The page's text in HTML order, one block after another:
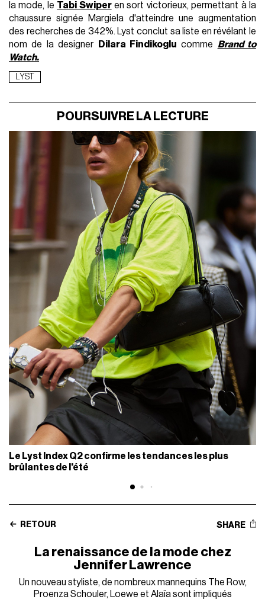
la mode, le Tabi Swiperen sort victorieux, permettant à la
chaussure signée Margiela d'atteindre une augmentation
des recherches de 342%. Lyst conclut sa liste en révélant le
nom de la designer
Dilara Findikoglu comme Brand to
Watch.
LYST
POURSUIVRE LA LECTURE
Le Lyst Index Q2 confirme les tendances les plus
brûlantes de l'été
RETOUR SHARE
La renaissance de la mode chez
Jennifer Lawrence
Un nouveau styliste, de nombreux mannequins The Row,
Proenza Schouler, Loewe et Alaïa sont impliqués